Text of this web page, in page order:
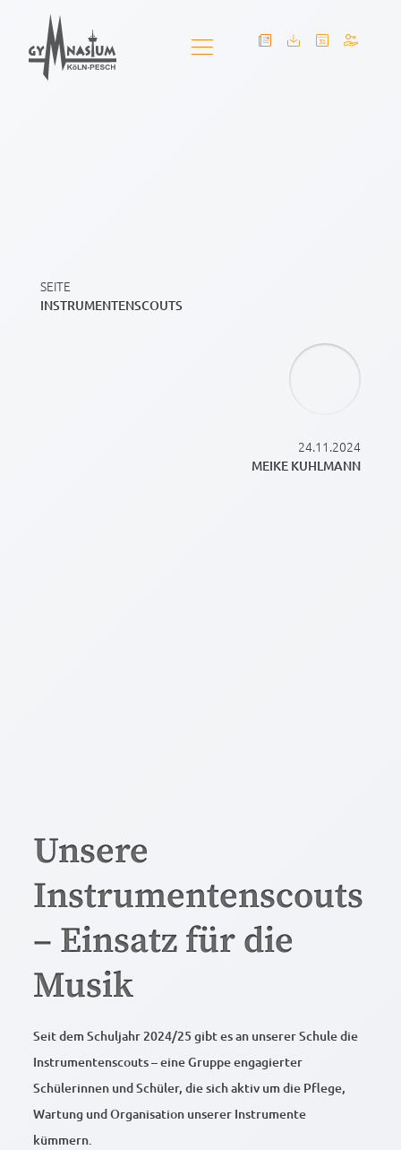
SEITE
INSTRUMENTENSCOUTS
24.11.2024
MEIKE KUHLMANN
Unsere
Instrumentenscouts
– Einsatz für die
Musik
Seit dem Schuljahr 2024/25 gibt es an unserer Schule die
Instrumentenscouts – eine Gruppe engagierter
Schülerinnen und Schüler, die sich aktiv um die Pflege,
Wartung und Organisation unserer Instrumente
kümmern.